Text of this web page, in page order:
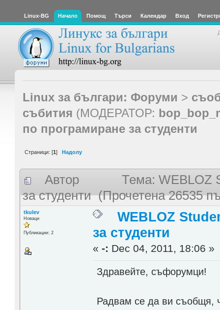
Linux-BG Начало Помощ Търси Календар Вход
Linux за българи: Форуми >
събития (МОДЕРАТОР:
по програмиране за студенти
Страници: [1] Надолу
Автор
Тема: WEBLOZ
за студенти (Прочетена 26535
tkulev
Новаци
Публикации: 2
WEBLOZ
за студенти
«-: Dec 04, 2011, 18:06 »
Здравейте, съфорумци!
Радвам се да ви съобщя,